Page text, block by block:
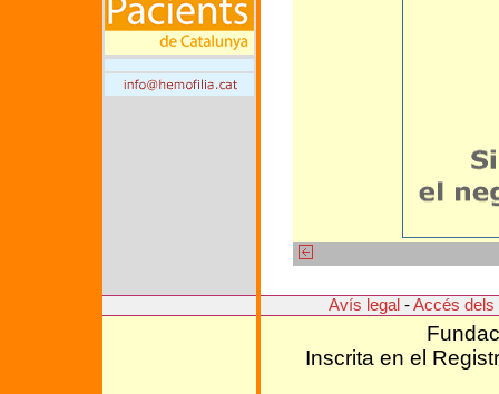
Avís legal -Accés dels
Inscrita en el